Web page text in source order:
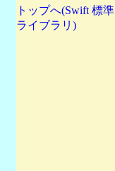
トップへ(Swift 標準
ライブラリ)